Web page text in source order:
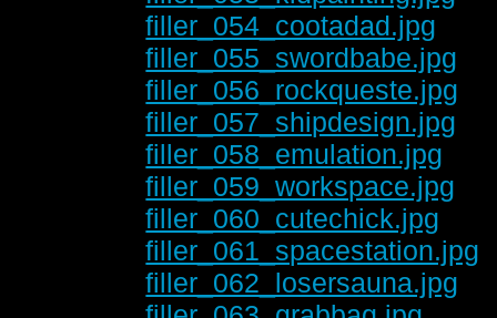
filler_054_cootadad.jpg
filler_055_swordbabe.jpg
filler_056_rockqueste.jpg
filler_057_shipdesign.jpg
filler_058_emulation.jpg
filler_059_workspace.jpg
filler_060_cutechick.jpg
filler_061_spacestation.jpg
filler_062_losersauna.jpg